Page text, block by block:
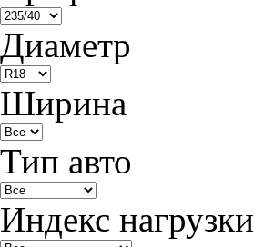
Диаметр
Ширина
Тип авто
Индекс нагрузки